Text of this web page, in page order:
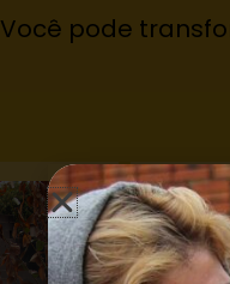
Você pode